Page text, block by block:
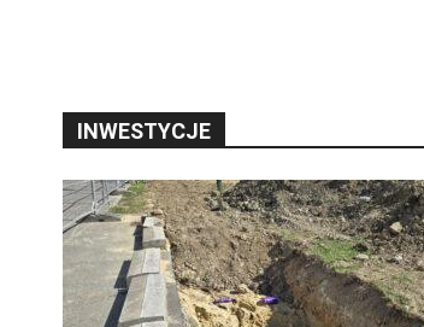
INWESTYCJE